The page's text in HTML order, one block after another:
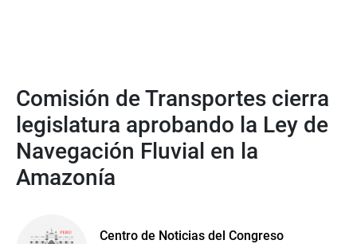
Comisión de Transportes cierra
legislatura aprobando la Ley de
Navegación Fluvial en la
Amazonía
Centro de Noticias del Congreso